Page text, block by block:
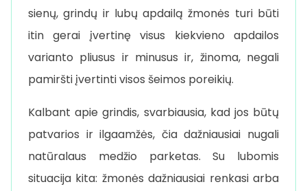
sienų, grindų ir lubų apdailą žmonės turi būti
itin gerai įvertinę visus kiekvieno apdailos
varianto pliusus ir minusus ir, žinoma, negali
pamiršti įvertinti visos šeimos poreikių.
Kalbant apie grindis, svarbiausia, kad jos būtų
patvarios ir ilgaamžės, čia dažniausiai nugali
natūralaus medžio parketas. Su lubomis
situacija kita: žmonės dažniausiai renkasi arba